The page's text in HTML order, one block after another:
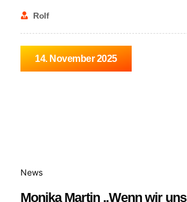
Rolf
14. November 2025
News
Monika Martin „Wenn wir uns